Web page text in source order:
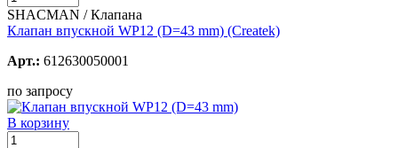
SHACMAN / Клапана
Клапан впускной WP12 (D=43 mm) (Createk)
Арт.: 612630050001
по запросу
В корзину